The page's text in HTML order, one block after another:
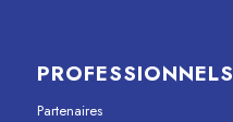
PROFESSIONNELS
Partenaires